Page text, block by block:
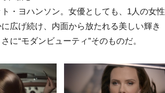
・ヨハンソン。女優としても、1人の女性
広げ続け、内面から放たれる美しい輝き
に“モダンビューティ”そのものだ。